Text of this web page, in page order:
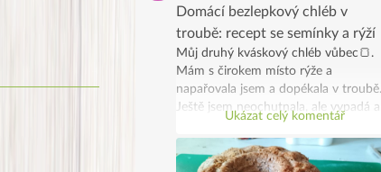
Domácí bezlepkový chléb v
troubě: recept se semínky a rýží
Můj druhý kváskový chléb vůbec🍞.
Mám s čirokem místo rýže a
napařovala jsem a dopékala v troubě.
Ještě jsem neochutnala, ale vypadá a
Ukázat celý komentář